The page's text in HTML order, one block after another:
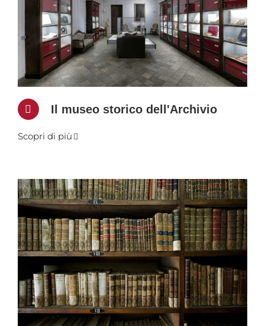
Il museo storico dell'Archivio
Scopri di più